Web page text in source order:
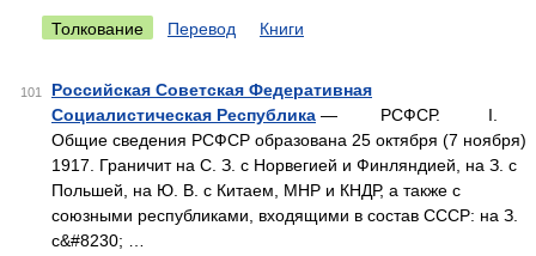
Толкование Перевод Книги
101
Российская Советская Федеративная
Социалистическая Республика — РСФСР. I.
Общие сведения РСФСР образована 25 октября (7 ноября)
1917. Граничит на С. З. с Норвегией и Финляндией, на З. с
Польшей, на Ю. В. с Китаем, МНР и КНДР, а также с
союзными республиками, входящими в состав СССР: на З.
с&#8230; …